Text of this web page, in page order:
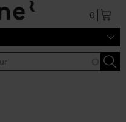
0